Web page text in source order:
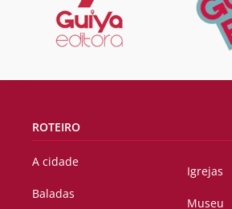
ROTEIRO
A cidade
Baladas
Igrejas
Museu